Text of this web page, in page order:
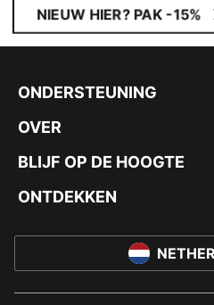
NIEUW HIER? PAK -15%
ONDERSTEUNING
OVER
BLIJF OP DE HOOGTE
ONTDEKKEN